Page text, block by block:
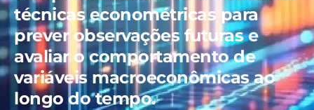
técnicas econométricas para
prever observações futuras e
avaliar o comportamento de
variáveis macroeconômicas ao
longo do tempo.